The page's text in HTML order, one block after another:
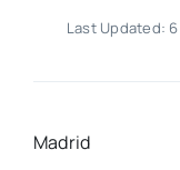
Last Updated:
Madrid